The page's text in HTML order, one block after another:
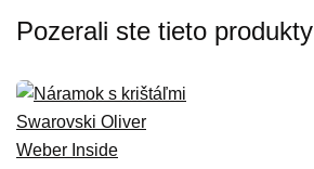
Pozerali ste tieto produkty